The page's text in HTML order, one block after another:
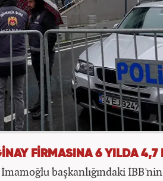
FİRMASINA 6 YILDA 4,7
başkanlığındaki